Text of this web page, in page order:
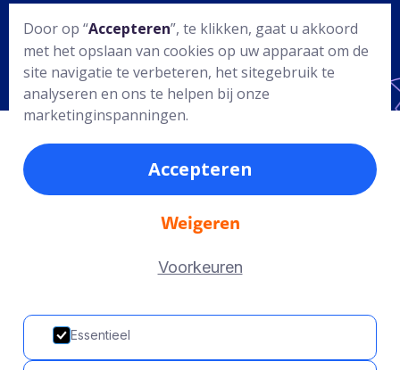
(Hoogstraat 110, 3011 PV Rotterdam,
tel. 010-2816100) biedt gratis boeken,
ook in meerdere talen. Zie de website
voor openingstijden.
Wij hebben een interne
schoolbibliotheek met een actuele,
gevarieerde boekencollectie die aansluit
bij de interesses van onze leerlingen.
Deze bibliotheek is mogelijk gemaakt
Kapitein' en stichting Rotterdams
Door op “Accepteren”, te klikken, gaat u akkoord
met het opslaan van cookies op uw apparaat om de
site navigatie te verbeteren, het sitegebruik te
analyseren en ons te helpen bij onze
marketinginspanningen.
Voorkeuren
Weigeren
Accepteren
Essentieel